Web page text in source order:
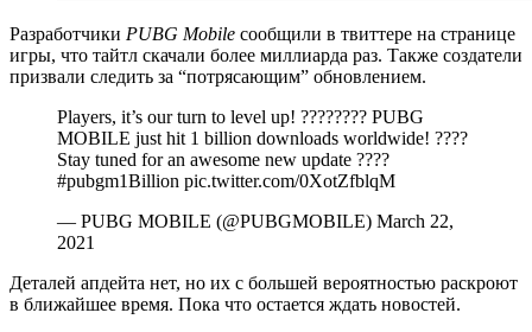
Разработчики PUBG Mobile сообщили в твиттере на странице
игры, что тайтл скачали более миллиарда раз. Также создатели
призвали следить за “потрясающим” обновлением.
Players, it’s our turn to level up! ???????? PUBG
MOBILE just hit 1 billion downloads worldwide! ????
Stay tuned for an awesome new update ????
#pubgm1Billion pic.twitter.com/0XotZfblqM
— PUBG MOBILE (@PUBGMOBILE) March 22,
2021
Деталей апдейта нет, но их с большей вероятностью раскроют
в ближайшее время. Пока что остается ждать новостей.